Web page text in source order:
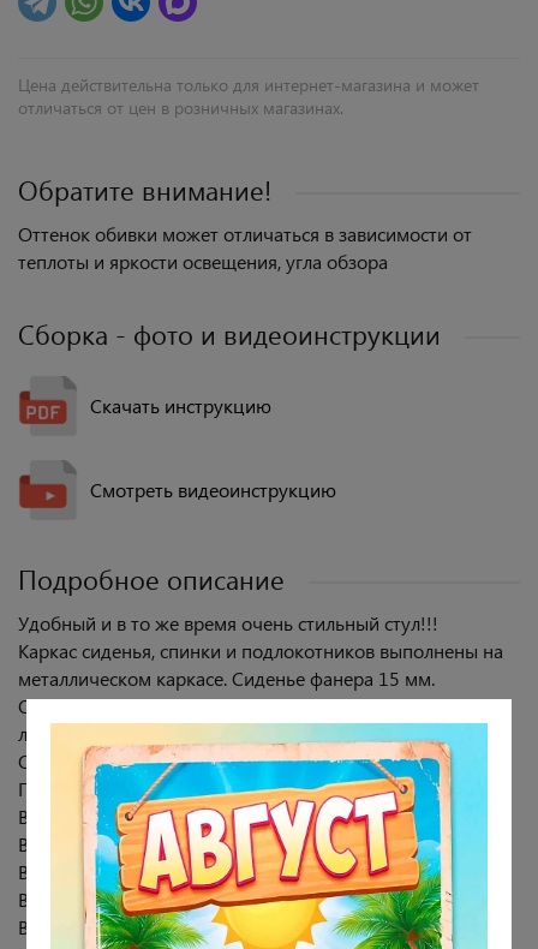
Цена действительна только для интернет-магазина и может
отличаться от цен в розничных магазинах.
Обратите внимание!
Оттенок обивки может отличаться в зависимости от
теплоты и яркости освещения, угла обзора
Сборка - фото и видеоинструкции
Скачать инструкцию
Смотреть видеоинструкцию
Подробное описание
Удобный и в то же время очень стильный стул!!!
Каркас сиденья, спинки и подлокотников выполнены на
металлическом каркасе. Сиденье фанера 15 мм.
Обивка - микровелюр. Ткань очень приятная на ощупь,
легко чистится, не выгорает, отсутствие катышков.
Опоры: металл (порошковая окраска).
Габариты стула: 57х63 см, высота 88 см.
Высота сиденья от пола - 48 см.
Высота спинки:40 см, ширина спинки 57 см.
Внутренний размер сиденья:47х47 см.
Высота подлокотника - 20 см.
Высота от пола с учетом подлокотников 69 см.